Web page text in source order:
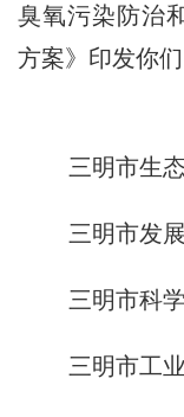
臭氧污染防治
方案》印发你
三明市生
三明市发
三明市科
三明市工